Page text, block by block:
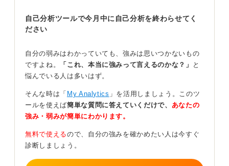
う。
こない、あなたの過ごした10年間に自信と誇りを持っ
て、履歴書の提出も面接も取り組んでみてください。
①業界
まず1つ目は、就職できそうな業界についてです。
自己分析ツールで今月中に自己分析を終わらせてく
ださい
自分の弱みはわかっていても、強みは思いつかないもの
ですよね。
「これ、本当に強みって言えるのかな？」
と
悩んでいる人は多いはず。
そんな時は「 My Analytics 」を活用しましょう。このツ
ールを使えば簡単な質問に答えていくだけで、 あなたの
強み・弱みが簡単にわかります。
無料で使えるので、自分の強みを確かめたい人は今すぐ
診断しましょう。